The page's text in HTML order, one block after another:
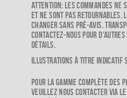
Attention: Les commandes
et ne sont pas retournables.
changer sans pré-avis.
Contactez-nous pour d'autres
détails.
Illustrations à titre indicatif
Pour la gamme complète des
veuillez nous contacter via